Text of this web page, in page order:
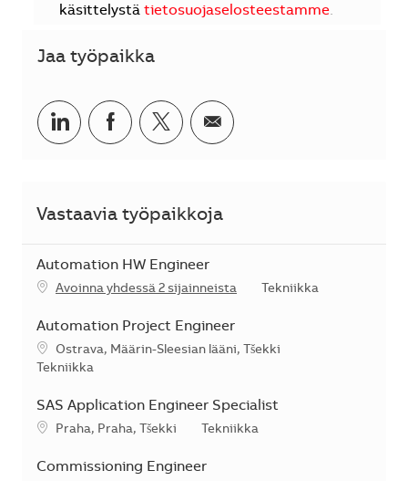
käsittelystä tietosuojaselosteestamme.
Jaa työpaikka
Jaa LinkedInissä
Jaa Facebookissa
Jaa Twitterissä
Jaa sähköpostilla
Vastaavia työpaikkoja
Automation HW Engineer
Avoinna yhdessä 2 sijainneista Kategoria
Tekniikka
Automation Project Engineer
SijaintiOstrava, Määrin-Sleesian lääni, Tšekki
Kategoria
Tekniikka
SAS Application Engineer Specialist
SijaintiPraha, Praha, Tšekki Kategoria
Tekniikka
Commissioning Engineer